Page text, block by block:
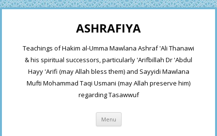
ASHRAFIYA
Teachings of Hakim al-Umma Mawlana Ashraf 'Ali Thanawi
& his spiritual successors, particularly 'Arifbillah Dr 'Abdul
Hayy 'Arifi (may Allah bless them) and Sayyidi Mawlana
Mufti Mohammad Taqi Usmani (may Allah preserve him)
regarding Tasawwuf
Menu Skip
content